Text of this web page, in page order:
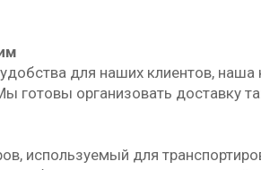
для наших клиентов,
организовать доставку
используемый для